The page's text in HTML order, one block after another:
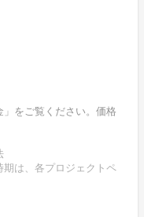
をご覧ください。価格
は、各プロジェクトペ